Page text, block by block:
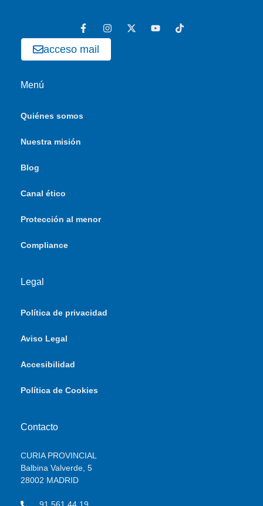
acceso mail
Menú
Quiénes somos
Nuestra misión
Blog
Canal ético
Protección al menor
Compliance
Legal
Política de privacidad
Aviso Legal
Accesibilidad
Política de Cookies
Contacto
CURIA PROVINCIAL
Balbina Valverde, 5
28002 MADRID